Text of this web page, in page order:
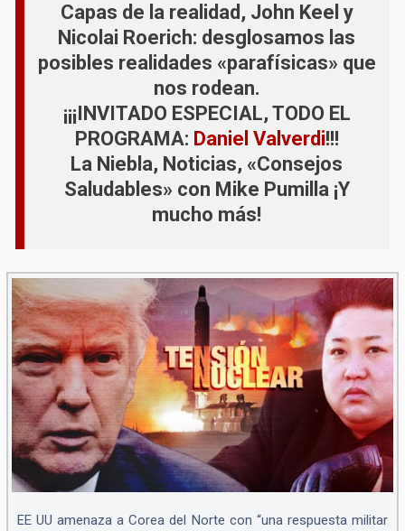
Capas de la realidad, John Keel y
Nicolai Roerich: desglosamos las
posibles realidades «parafísicas» que
nos rodean.
¡¡¡INVITADO ESPECIAL, TODO EL
PROGRAMA: Daniel Valverdi!!!
La Niebla, Noticias, «Consejos
Saludables» con Mike Pumilla ¡Y
mucho más!
EE UU amenaza a Corea del Norte con “una respuesta militar